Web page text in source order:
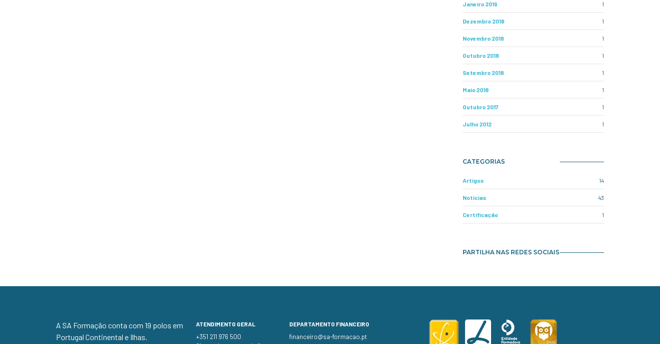
Janeiro 2019 1
Dezembro 2018 1
Novembro 2018 1
Outubro 2018 1
Setembro 2018 1
Maio 2018 1
Outubro 2017 1
Julho 2012 1
CATEGORIAS
Artigos 14
Notícias 43
Certificação 1
PARTILHA NAS REDES SOCIAIS
A SA Formação conta com 19 polos em
Portugal Continental e Ilhas.
ATENDIMENTO GERAL
+351 211 976 500
DEPARTAMENTO FINANCEIRO
financeiro@sa-formacao.pt